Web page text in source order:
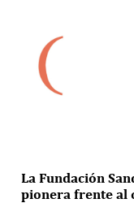
La Fundación
pionera frente al